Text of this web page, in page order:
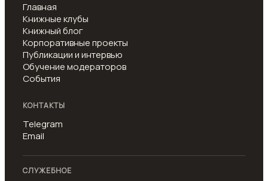
Главная
Книжные клубы
Книжный блог
Корпоративные проекты
Публикации и интервью
Обучение модераторов
События
КОНТАКТЫ
Telegram
Email
СЛУЖЕБНОЕ